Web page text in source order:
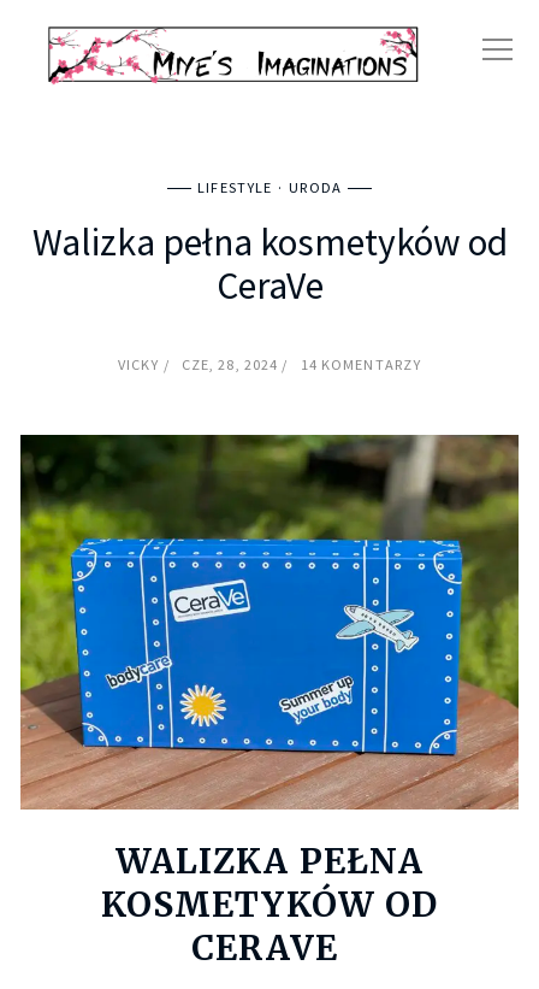
LIFESTYLE URODA
Walizka pełna kosmetyków od
CeraVe
VICKY CZE, 28, 2024 14 KOMENTARZY
WALIZKA PEŁNA
KOSMETYKÓW OD
CERAVE